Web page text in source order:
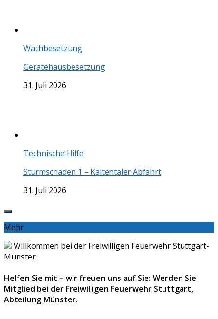
Wachbesetzung
Gerätehausbesetzung
31. Juli 2026
Technische Hilfe
Sturmschaden 1 – Kaltentaler Abfahrt
31. Juli 2026
Mehr
Willkommen bei der Freiwilligen Feuerwehr Stuttgart-
Münster.
Helfen Sie mit – wir freuen uns auf Sie: Werden Sie
Mitglied bei der Freiwilligen Feuerwehr Stuttgart,
Abteilung Münster.